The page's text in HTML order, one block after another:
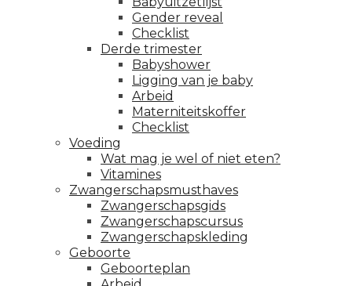
Gender reveal
Checklist
Derde trimester
Babyshower
Ligging van je baby
Arbeid
Materniteitskoffer
Checklist
Voeding
Wat mag je wel of niet eten?
Vitamines
Zwangerschapsmusthaves
Zwangerschapsgids
Zwangerschapscursus
Zwangerschapskleding
Geboorte
Geboorteplan